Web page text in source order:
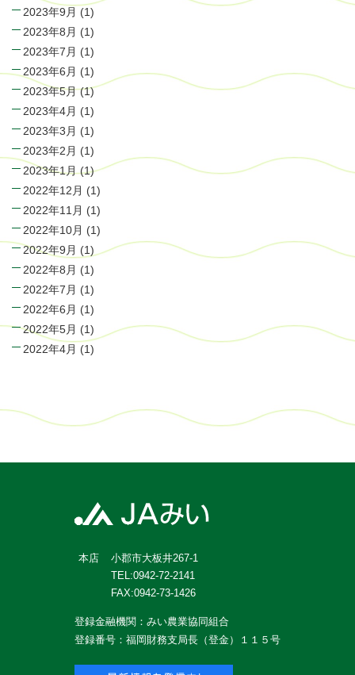
2023年9月 (1)
2023年8月 (1)
2023年7月 (1)
2023年6月 (1)
2023年5月(1)
2023年4月 (1)
2023年3月 (1)
2023年2月 (1)
2023年1月(1)
2022年12月 (1)
2022年11月 (1)
2022年10月 (1)
2022年9月 (1)
2022年8月 (1)
2022年7月 (1)
2022年6月 (1)
2022年5月 (1)
2022年4月 (1)
本店
小郡市大板井267-1
TEL:0942-72-2141
FAX:0942-73-1426
登録金融機関：みい農業協同組合
登録番号：福岡財務支局長（登金）１１５号